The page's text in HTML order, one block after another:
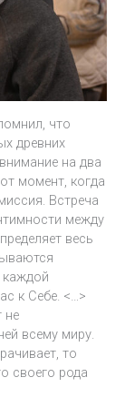
что
древних
на два
момент, когда
Встреча
между
весь
к Себе. <…>
не
всему миру.
то
своего рода